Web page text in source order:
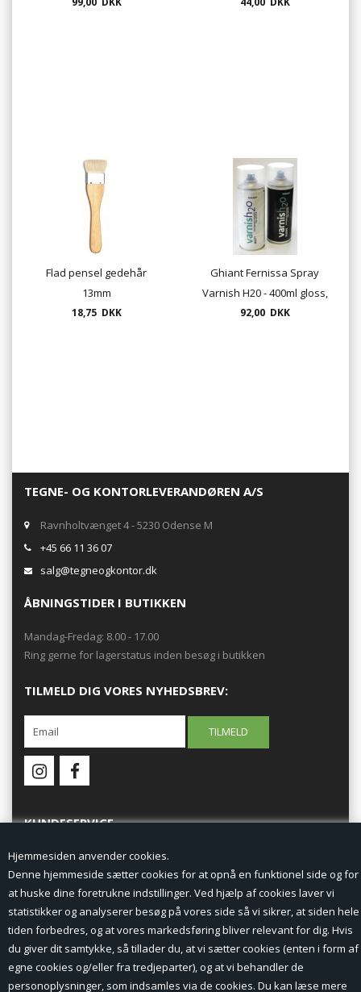
Hjemmesiden anvender cookies.
Denne hjemmeside sætter cookies for at opnå en funktionel side og for
at huske dine foretrukne indstillinger. Ved hjælp af cookies laver vi
statistikker og analyserer besøg på vores side så vi sikrer, at siden hele
tiden forbedres, og at vores markedsføring bliver relevant for dig. Hvis
du giver dit samtykke, så tillader du, at vi sætter cookies (enten i form af
egne cookies og/eller fra tredjeparter), og at vi behandler de
personoplysninger, som indsamles via de cookies. Du kan læse mere
Flad pensel gedehår
13mm
18,75 DKK
Ghiant Fernissa Spray
Varnish H20 - 400ml gloss,
satin el. matt
92,00 DKK
TEGNE- OG KONTORLEVERANDØREN A/S
Ravnholtvænget 4 - 5230 Odense M
+45 66 11 36 07
salg@tegneogkontor.dk
ÅBNINGSTIDER I BUTIKKEN
Mandag-Fredag: 8.00 - 17.00
Ring gerne for lagerstatus inden besøg i butikken
TILMELD DIG VORES NYHEDSBREV:
KUNDESERVICE
Min Konto
Nyheder
Vilkår og betingelser